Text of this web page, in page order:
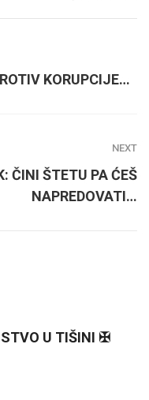
KORUPCIJE…
NEXT
ČINI ŠTETU PA ĆEŠ
NAPREDOVATI…
U TIŠINI ✠